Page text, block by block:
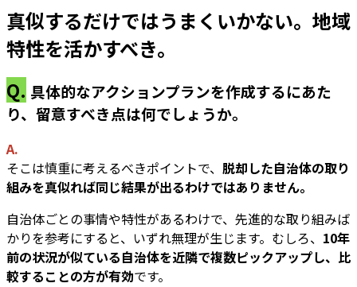
真似するだけではうまくいかない。地域
特性を活かすべき。
Q. 具体的なアクションプランを作成するにあた
り、留意すべき点は何でしょうか。
A.
そこは慎重に考えるべきポイントで、 脱却した自治体の取り
組みを真似れば同じ結果が出るわけではありません。
自治体ごとの事情や特性があるわけで、先進的な取り組みば
かりを参考にすると、いずれ無理が生じます。むしろ、 10年
前の状況が似ている自治体を近隣で複数ピックアップし、比
較することの方が有効です。